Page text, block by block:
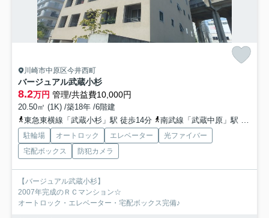
川崎市中原区今井西町
バージュアル武蔵小杉
8.2万円 管理/共益費10,000円
20.50㎡ (1K) /築18年 /6階建
東急東横線「武蔵小杉」駅 徒歩14分
南武線「武蔵中原」駅 徒歩11分
駐輪場 オートロック エレベーター
光ファイバー
宅配ボックス
防犯カメラ
【バージュアル武蔵小杉】
2007年完成のＲＣマンション☆
オートロック・エレベーター・宅配ボックス完備♪